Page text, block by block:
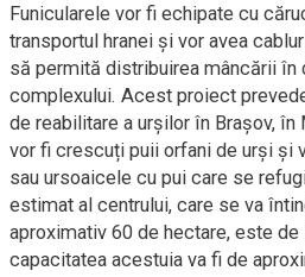
Funicularele vor fi echipate cu
transportul hranei și vor avea
să permită distribuirea mâncării în
complexului. Acest proiect
de reabilitare a urșilor în Brașov,
vor fi crescuți puii orfani de urși și
sau ursoaicele cu pui care se
estimat al centrului, care se va
aproximativ 60 de hectare, este de
capacitatea acestuia va fi de